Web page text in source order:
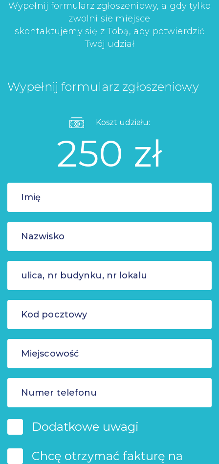
Wypełnij formularz zgłoszeniowy, a gdy tylko
zwolni sie miejsce
skontaktujemy się z Tobą, aby potwierdzić
Twój udział
Wypełnij formularz zgłoszeniowy
Koszt udziału:
250 zł
Dodatkowe uwagi
Chcę otrzymać fakturę na